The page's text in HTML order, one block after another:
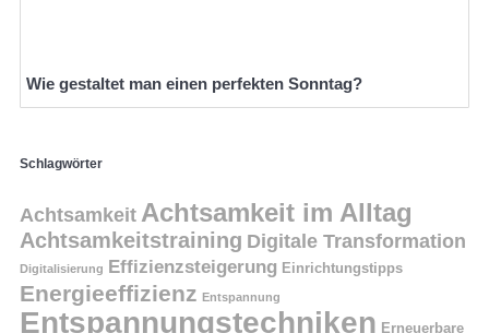
Wie gestaltet man einen perfekten Sonntag?
Schlagwörter
Achtsamkeit Achtsamkeit im Alltag
Achtsamkeitstraining Digitale Transformation
Digitalisierung Effizienzsteigerung Einrichtungstipps
Energieeffizienz Entspannung
Entspannungstechniken Erneuerbare